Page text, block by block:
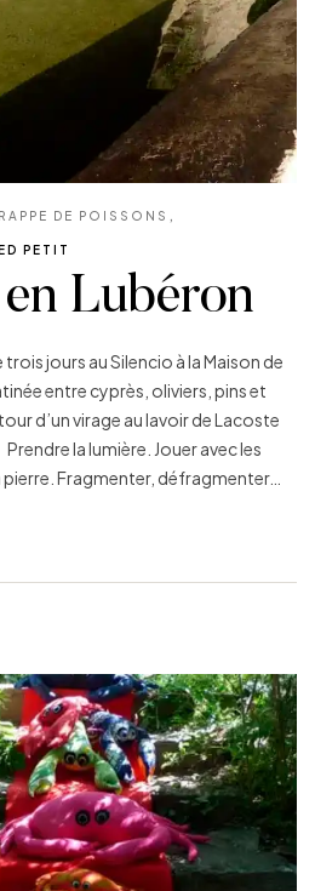
DE POISSONS
PETIT
Lubéron
jours au Silencio à la Maison de
entre cyprès, oliviers, pins et
d’un virage au lavoir de Lacoste
la lumière. Jouer avec les
Fragmenter, défragmenter…